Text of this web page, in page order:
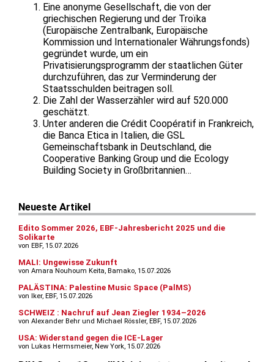
Eine anonyme Gesellschaft, die von der
griechischen Regierung und der Troïka
(Europäische Zentralbank, Europäische
Kommission und Internationaler Währungsfonds)
gegründet wurde, um ein
Privatisierungsprogramm der staatlichen Güter
durchzuführen, das zur Verminderung der
Staatsschulden beitragen soll.
Die Zahl der Wasserzähler wird auf 520.000
geschätzt.
Unter anderen die Crédit Coopératif in Frankreich,
die Banca Etica in Italien, die GSL
Gemeinschaftsbank in Deutschland, die
Cooperative Banking Group und die Ecology
Building Society in Großbritannien…